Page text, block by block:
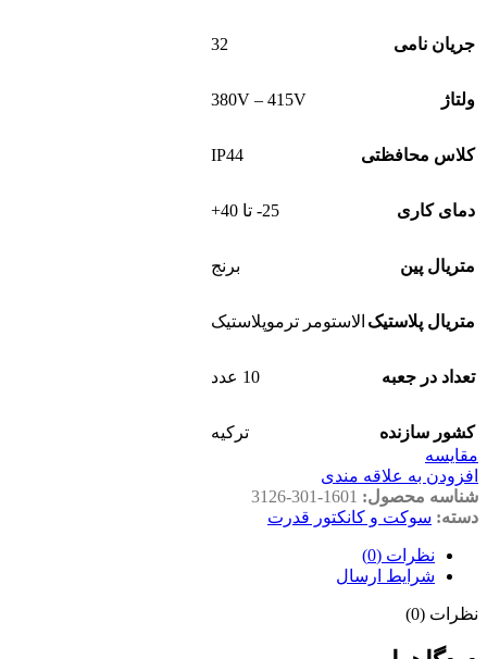
جریان نامی 32
ولتاژ 380V – 415V
کلاس محافظتی IP44
دمای کاری 25- تا 40+
متریال پین برنج
متریال پلاستیک الاستومر ترموپلاستیک
تعداد در جعبه 10 عدد
کشور سازنده
ترکیه
مقايسه
افزودن به علاقه مندی
شناسه محصول: 3126-301-1601
دسته: سوکت و کانکتور قدرت
نظرات (0)
شرایط ارسال
نظرات (0)